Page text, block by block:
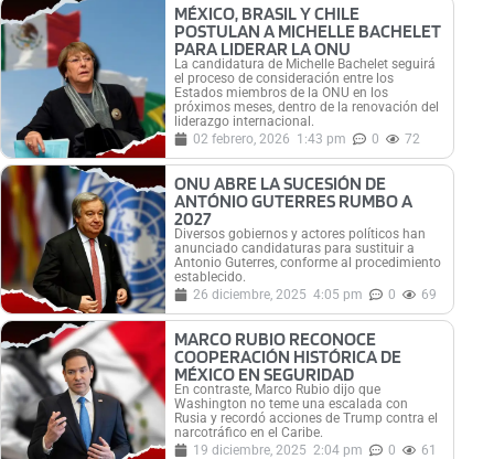
MÉXICO, BRASIL Y CHILE
POSTULAN A MICHELLE BACHELET
PARA LIDERAR LA ONU
La candidatura de Michelle Bachelet seguirá
el proceso de consideración entre los
Estados miembros de la ONU en los
próximos meses, dentro de la renovación del
liderazgo internacional.
02 febrero, 2026 1:43 pm 0 72
ONU ABRE LA SUCESIÓN DE
ANTÓNIO GUTERRES RUMBO A
2027
Diversos gobiernos y actores políticos han
anunciado candidaturas para sustituir a
Antonio Guterres, conforme al procedimiento
establecido.
26 diciembre, 2025 4:05 pm 0 69
MARCO RUBIO RECONOCE
COOPERACIÓN HISTÓRICA DE
MÉXICO EN SEGURIDAD
En contraste, Marco Rubio dijo que
Washington no teme una escalada con
Rusia y recordó acciones de Trump contra el
narcotráfico en el Caribe.
19 diciembre, 2025 2:04 pm 0 61